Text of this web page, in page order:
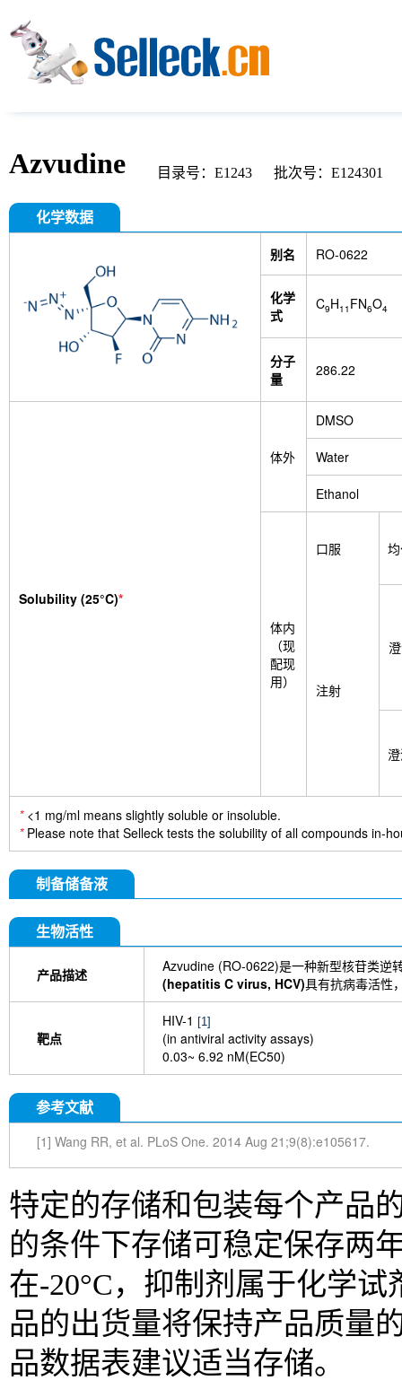
Azvudine 目录号：E1243 批次号：E124301
化学数据
别名 RO-0622
化学
式
C9H11 FN6O4
分子
量
286.22
Solubility (25°C)*
体外
DMSO
Water
Ethanol
体内
（现
配现
用）
口服
注射
*<1 mg/ml means slightly soluble or insoluble.
*Please note that Selleck tests the solubility of all compounds in-
制备储备液
生物活性
产品描述
Azvudine (RO-0622)是一种新型核苷类逆
(hepatitis C virus, HCV)具有抗病毒活性
靶点
HIV-1 [1]
(in antiviral activity assays)
0.03~ 6.92 nM(EC50)
参考文献
[1] Wang RR, et al. PLoS One. 2014 Aug 21;9(8):e105617.
特定的存储和包装每个产品
的条件下存储可稳定保存两
在-20°C，抑制剂属于化学
品的出货量将保持产品质量
品数据表建议适当存储。